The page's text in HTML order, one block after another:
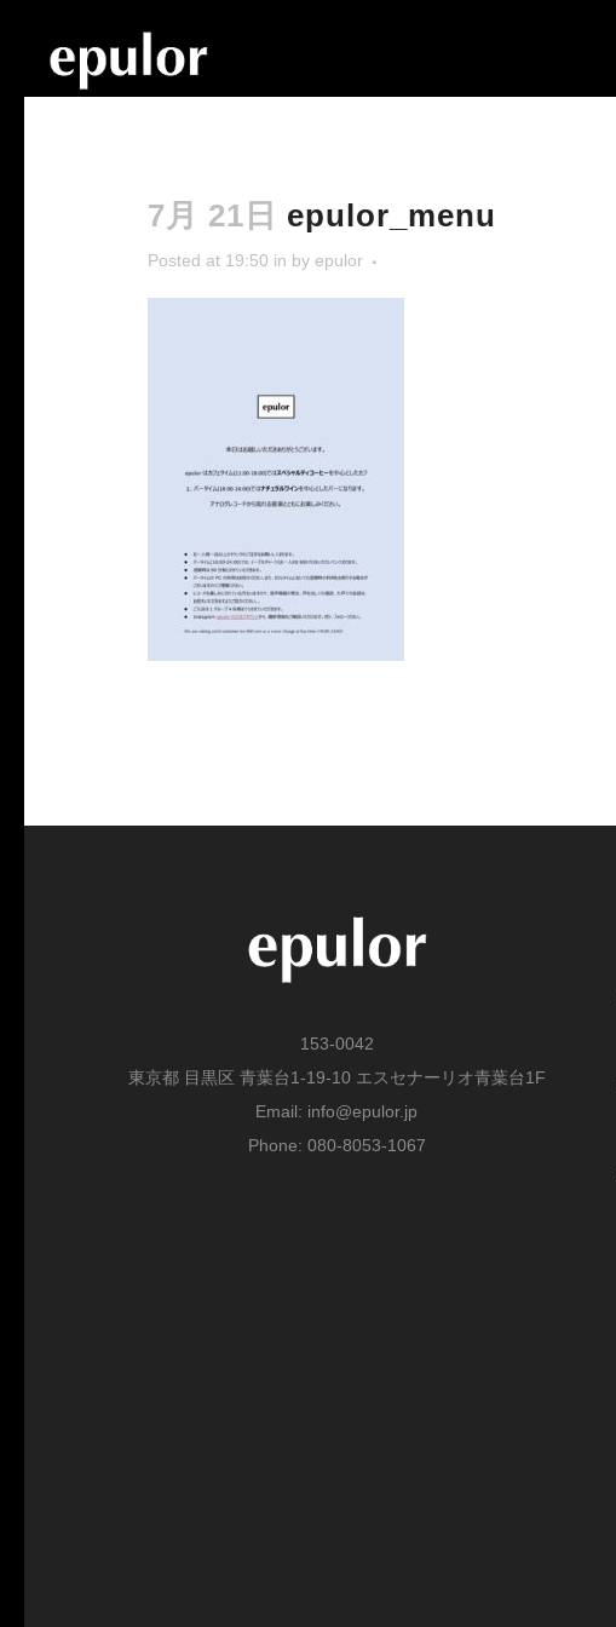
7月 21日 epulor_menu
Posted at 19:50 in by epulor
153-0042
東京都 目黒区 青葉台1-19-10 エスセナーリオ青葉台1F
Email: info@epulor.jp
Phone: 080-8053-1067